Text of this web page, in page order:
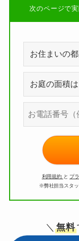
次のページで
利用規約 と プ
※弊社担当スタッ
＼無料